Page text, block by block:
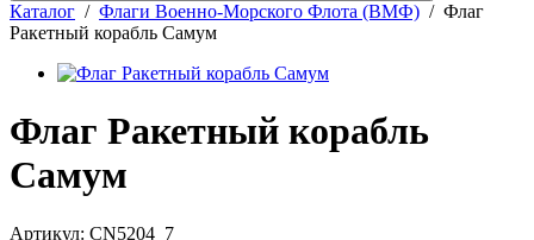
Каталог / Флаги Военно-Морского Флота (ВМФ) / Флаг
Ракетный корабль Самум
Флаг Ракетный корабль
Самум
Артикул: CN5204_7